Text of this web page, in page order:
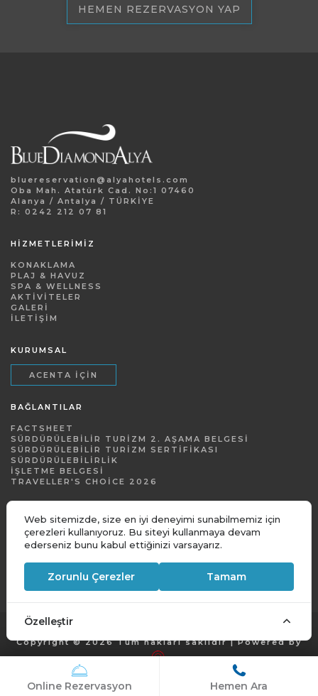
HEMEN REZERVASYON YAP
bluereservation@alyahotels.com
Oba Mah. Atatürk Cad. No:1 07460
Alanya / Antalya / TÜRKİYE
R: 0242 212 07 81
HİZMETLERİMİZ
KONAKLAMA
PLAJ & HAVUZ
SPA & WELLNESS
AKTIVITELER
GALERI
İLETIŞIM
KURUMSAL
ACENTA İÇIN
BAĞLANTILAR
FACTSHEET
SÜRDÜRÜLEBILIR TURIZM 2. AŞAMA BELGESI
SÜRDÜRÜLEBILIR TURIZM SERTIFIKASI
SÜRDÜRÜLEBILIRLIK
İŞLETME BELGESI
TRAVELLER'S CHOICE 2026
Copyright © 2026 Tüm hakları saklıdır | Powered by
Online Rezervasyon Hemen Ara
Web sitemizde, size en iyi deneyimi sunabilmemiz için
çerezleri kullanıyoruz. Bu siteyi kullanmaya devam
ederseniz bunu kabul ettiğinizi varsayarız.
Zorunlu Çerezler Tamam
Özelleştir